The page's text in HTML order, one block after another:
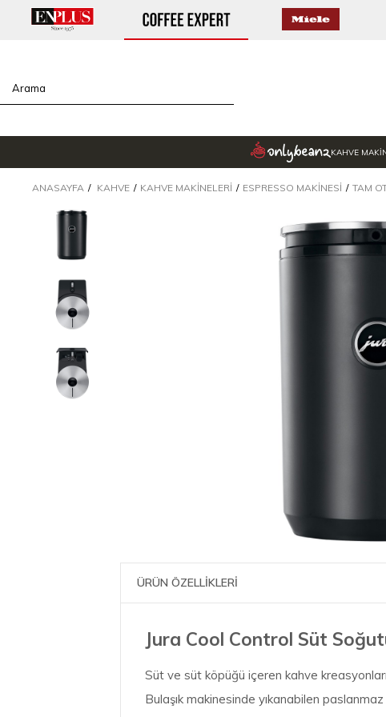
KAHVE
ANASAYFA KAHVE KAHVE MAKINELERI ESPRESSO MAKINESI TAM
ÜRÜN ÖZELLİKLERİ
Jura Cool Control Süt
Süt ve süt köpüğü içeren kahve
Bulaşık makinesinde yıkanabilen